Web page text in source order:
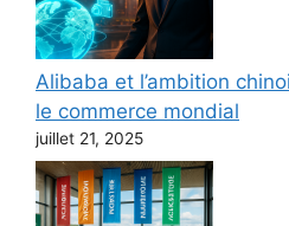
Alibaba et l’ambition
le commerce mondial
juillet 21, 2025